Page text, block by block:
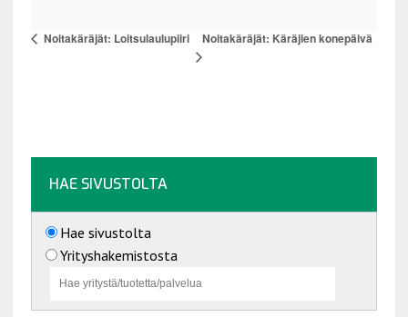
Noitakäräjät: Loitsulaulupiiri Noitakäräjät: Käräjien konepäivä
HAE SIVUSTOLTA
Hae sivustolta
Yrityshakemistosta